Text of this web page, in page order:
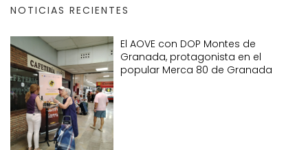
NOTICIAS RECIENTES
El AOVE con DOP Montes de
Granada, protagonista en el
popular Merca 80 de Granada